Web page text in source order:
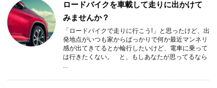
ロードバイクを車載して走りに出かけて
みませんか？
「ロードバイクで走りに行こう!」と思ったけど、出
発地点がいつも家からばっかりで何か最近マンネリ
感が出てきてるとか輪行したいけど、電車に乗って
は行きたくない。 と、もしあなたが思ってるなら
...